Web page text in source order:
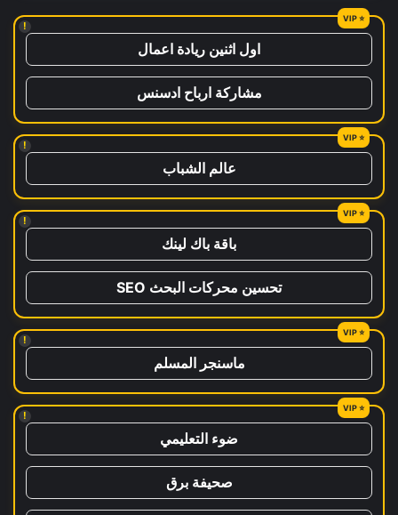
!
اول اثنين ريادة اعمال
مشاركة ارباح ادسنس
!
عالم الشباب
!
باقة باك لينك
تحسين محركات البحث SEO
!
ماسنجر المسلم
!
ضوء التعليمي
صحيفة برق